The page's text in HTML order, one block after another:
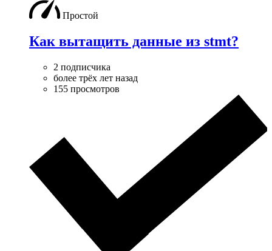
Простой
Как вытащить данные из stmt?
2 подписчика
более трёх лет назад
155 просмотров